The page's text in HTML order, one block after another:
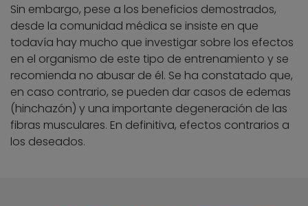
Sin embargo, pese a los beneficios demostrados,
desde la comunidad médica se insiste en que
todavía hay mucho que investigar sobre los efectos
en el organismo de este tipo de entrenamiento y se
recomienda no abusar de él. Se ha constatado que,
en caso contrario, se pueden dar casos de edemas
(hinchazón) y una importante degeneración de las
fibras musculares. En definitiva, efectos contrarios a
los deseados.